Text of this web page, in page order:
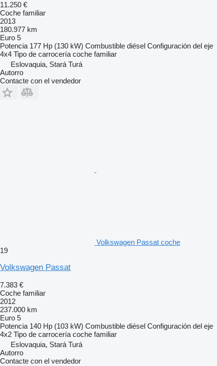
11.250 €
Coche familiar
2013
180.977 km
Euro 5
Potencia 177 Hp (130 kW) Combustible diésel Configuración del eje
4x4 Tipo de carrocería coche familiar
Eslovaquia, Stará Turá
Autorro
Contacte con el vendedor
Volkswagen Passat coche
19
Volkswagen Passat
7.383 €
Coche familiar
2012
237.000 km
Euro 5
Potencia 140 Hp (103 kW) Combustible diésel Configuración del eje
4x2 Tipo de carrocería coche familiar
Eslovaquia, Stará Turá
Autorro
Contacte con el vendedor